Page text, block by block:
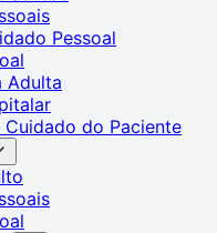
Pessoal
Adulta
do Paciente